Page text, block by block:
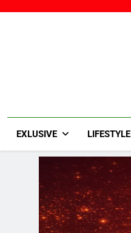
EXLUSIVE LIFESTYLE